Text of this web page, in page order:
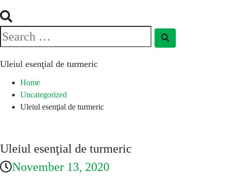
Search
Search
Uleiul esenţial de turmeric
Home
Uncategorized
Uleiul esenţial de turmeric
Uleiul esenţial de turmeric
November 13, 2020